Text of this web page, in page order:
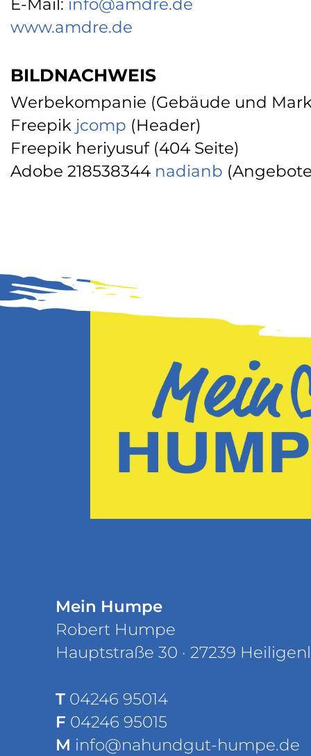
E-Mail: info@amdre.de
www.amdre.de
BILDNACHWEIS
Werbekompanie (Gebäude und
Freepik jcomp (Header)
Freepik heriyusuf (404 Seite)
Adobe 218538344 nadianb
Mein Humpe
Robert Humpe
Hauptstraße 30 · 27239
T 04246 95014
F 04246 95015
M info@nahundgut-humpe.de